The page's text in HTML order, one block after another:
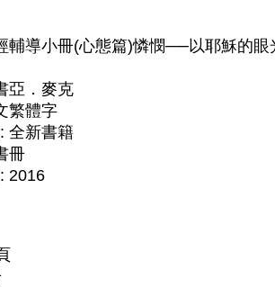
輔導小冊(心態篇)憐憫──以耶穌的眼
亞．麥克
繁體字
全新書籍
冊
2016